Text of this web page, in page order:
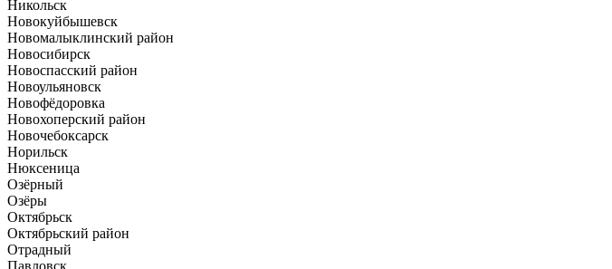
Никольск
Новокуйбышевск
Новомалыклинский район
Новосибирск
Новоспасский район
Новоульяновск
Новофёдоровка
Новохоперский район
Новочебоксарск
Норильск
Нюксеница
Озёрный
Озёры
Октябрьск
Октябрьский район
Отрадный
Павловск